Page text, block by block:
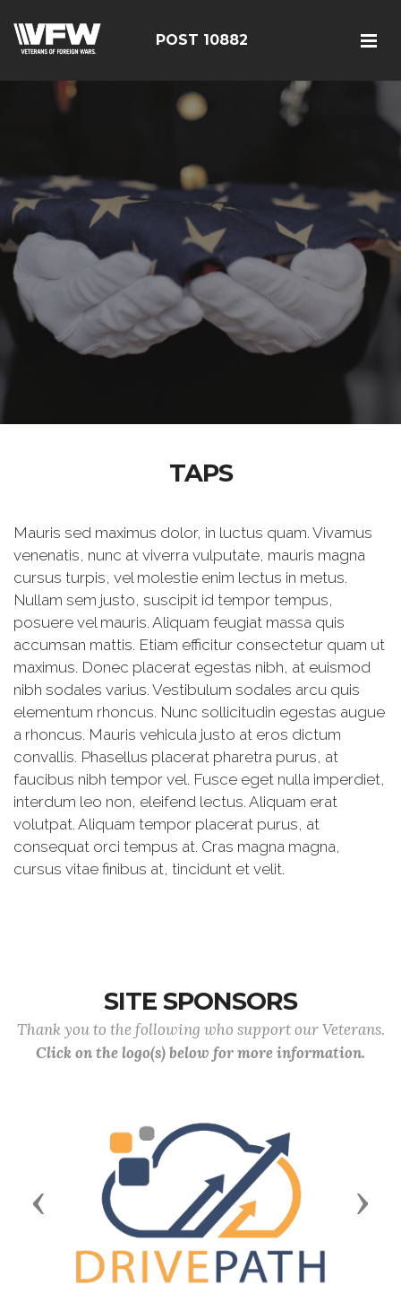
POST 10882
TAPS
Mauris sed maximus dolor, in luctus quam. Vivamus
venenatis, nunc at viverra vulputate, mauris magna
cursus turpis, vel molestie enim lectus in metus.
Nullam sem justo, suscipit id tempor tempus,
posuere vel mauris. Aliquam feugiat massa quis
accumsan mattis. Etiam efficitur consectetur quam ut
maximus. Donec placerat egestas nibh, at euismod
nibh sodales varius. Vestibulum sodales arcu quis
elementum rhoncus. Nunc sollicitudin egestas augue
a rhoncus. Mauris vehicula justo at eros dictum
convallis. Phasellus placerat pharetra purus, at
faucibus nibh tempor vel. Fusce eget nulla imperdiet,
interdum leo non, eleifend lectus. Aliquam erat
volutpat. Aliquam tempor placerat purus, at
consequat orci tempus at. Cras magna magna,
cursus vitae finibus at, tincidunt et velit.
SITE SPONSORS
Thank you to the following who support our Veterans.
Click on the logo(s) below for more information.
Previous Next